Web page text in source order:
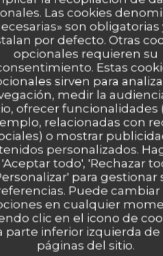
Las cookies
son obligatorias
por defecto. Otras
opcionales requieren su
Estas
sirven para
medir la
ofrecer funcionalidades
relacionadas con
o mostrar
personalizados.
todo', 'Rechazar
para gestionar
Puede cambiar
en cualquier
clic en el icono de
parte inferior izquierda de
páginas del sitio.
nuestros clientes
4
/5 Menú:5 /5 Calidad / Precio:
van een geweldig diner!
eten is bijzonder lekker
was perfect! Een absolute